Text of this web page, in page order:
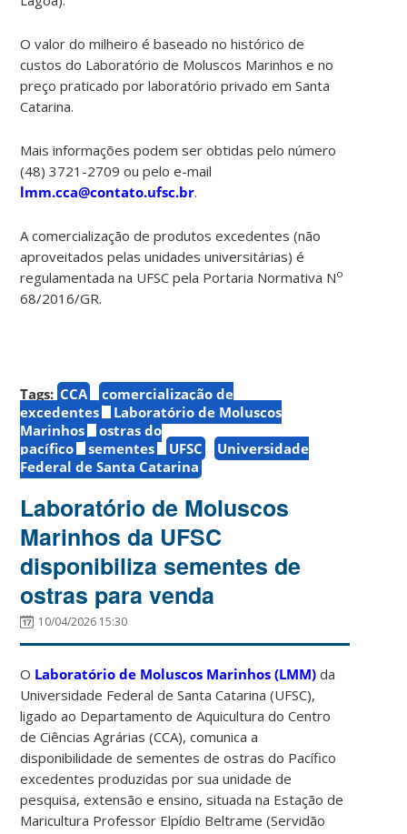
O valor do milheiro é baseado no histórico de
custos do Laboratório de Moluscos Marinhos e no
preço praticado por laboratório privado em Santa
Catarina.
Mais informações podem ser obtidas pelo número
(48) 3721-2709 ou pelo e-mail
lmm.cca@contato.ufsc.br.
A comercialização de produtos excedentes (não
aproveitados pelas unidades universitárias) é
regulamentada na UFSC pela Portaria Normativa No
68/2016/GR.
Tags: CCA
comercialização de
excedentes
Laboratório de Moluscos
Marinhos
ostras do
pacífico
sementes UFSC
Universidade
Federal de Santa Catarina
Laboratório de Moluscos
Marinhos da UFSC
disponibiliza sementes de
ostras para venda
10/04/2026 15:30
O Laboratório de Moluscos Marinhos (LMM) da
Universidade Federal de Santa Catarina (UFSC),
ligado ao Departamento de Aquicultura do Centro
de Ciências Agrárias (CCA), comunica a
disponibilidade de sementes de ostras do Pacífico
excedentes produzidas por sua unidade de
pesquisa, extensão e ensino, situada na Estação de
Maricultura Professor Elpídio Beltrame (Servidão